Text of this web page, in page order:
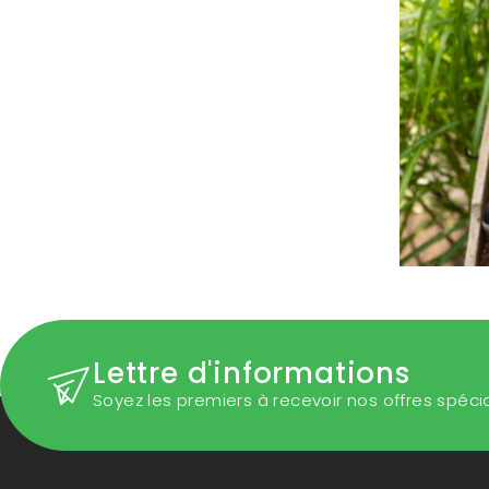
Lettre d'informations
Soyez les premiers à recevoir nos offres